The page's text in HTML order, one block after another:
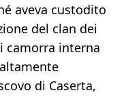
aveva custodito
del clan dei
camorra interna
di Caserta,